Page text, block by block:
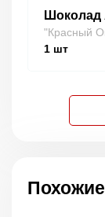
Шоколад
"Красный
1 шт